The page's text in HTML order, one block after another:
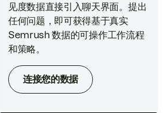
见度数据直接引入聊天界面。提出
任何问题，即可获得基于真实
Semrush 数据的可操作工作流程
和策略。
连接您的数据